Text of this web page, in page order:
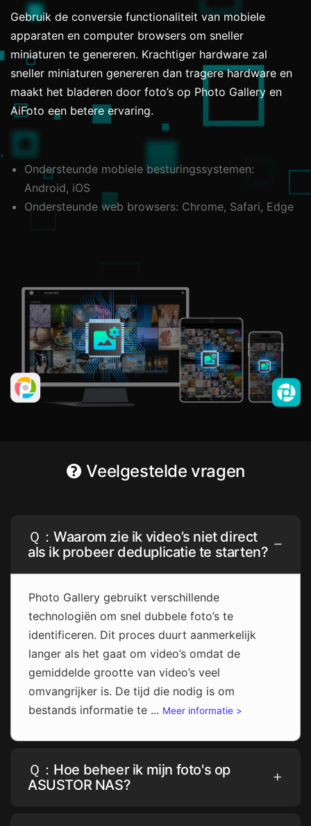
Gebruik de conversie functionaliteit van mobiele
apparaten en computer browsers om sneller
miniaturen te genereren. Krachtiger hardware zal
sneller miniaturen genereren dan tragere hardware en
maakt het bladeren door foto’s op Photo Gallery en
AiFoto een betere ervaring.
Ondersteunde mobiele besturingssystemen:
Android, iOS
Ondersteunde web browsers: Chrome, Safari, Edge
Veelgestelde vragen
Ｑ：Waarom zie ik video’s niet direct
als ik probeer deduplicatie te starten?
Photo Gallery gebruikt verschillende
technologiën om snel dubbele foto’s te
identificeren. Dit proces duurt aanmerkelijk
langer als het gaat om video’s omdat de
gemiddelde grootte van video’s veel
omvangrijker is. De tijd die nodig is om
bestands informatie te ... Meer informatie >
Ｑ：Hoe beheer ik mijn foto's op
ASUSTOR NAS?